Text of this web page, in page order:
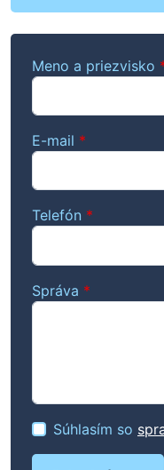
Meno a priezvisko
E-mail *
Telefón *
Správa *
Súhlasím so